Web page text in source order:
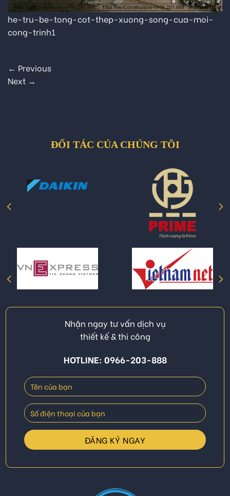
he-tru-be-tong-cot-thep-xuong-song-cua-moi-
cong-trinh1
← Previous
Next →
ĐỐI TÁC CỦA CHÚNG TÔI
Nhận ngay tư vấn dịch vụ
thiết kế & thi công
HOTLINE: 0966-203-888